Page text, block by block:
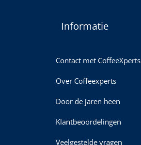
Informatie
Contact met CoffeeXperts
Over Coffeexperts
Door de jaren heen
Klantbeoordelingen
Veelgestelde vragen